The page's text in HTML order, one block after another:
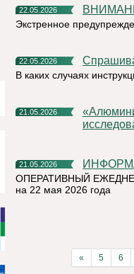
22.05.2026
Экстренное
22.05.2026
В каких случаях
21.05.2026
«Алюминиевая азбука» на призы РУСАЛа выбрала лучшие
21.05.2026
ОПЕРАТИВНЫЙ
на 22 мая 2026 года
« 5 6